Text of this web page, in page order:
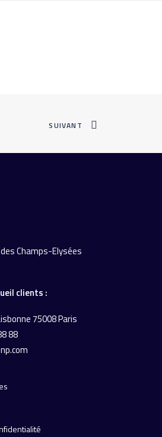
SUIVANT
Champs-Elysées
clients :
75008 Paris
88